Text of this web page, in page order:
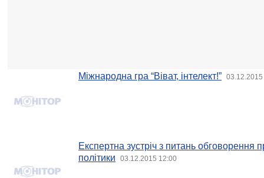
Міжнародна гра “Віват, інтелект!” 03.12.2015
Експертна зустріч з питань обговорення
політики
03.12.2015 12:00